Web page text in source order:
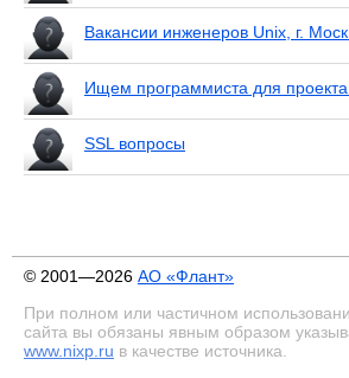
Вакансии инженеров Unix, г.
Ищем программиста для
SSL вопросы
© 2001—2026 АО «Флант»
При полном или частичном
сайта вы обязаны явным образом
www.nixp.ru в качестве источника.